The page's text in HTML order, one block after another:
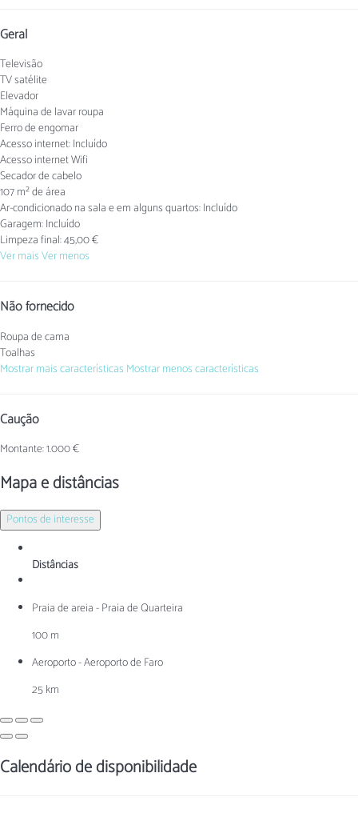
Geral
Televisão
TV satélite
Elevador
Máquina de lavar roupa
Ferro de engomar
Acesso internet: Incluído
Acesso internetWifi
Secador de cabelo
107 m² de área
Ar-condicionado na sala e em alguns quartos: Incluído
Garagem: Incluído
Limpeza final: 45,00 €
Ver maisVer menos
Não fornecido
Roupa de cama
Toalhas
Mostrar mais características Mostrar menos características
Caução
Montante: 1.000 €
Mapa e distâncias
Pontos de interesse
Distâncias
Praia de areia - Praia de Quarteira
100 m
Aeroporto - Aeroporto de Faro
25 km
Calendário de disponibilidade